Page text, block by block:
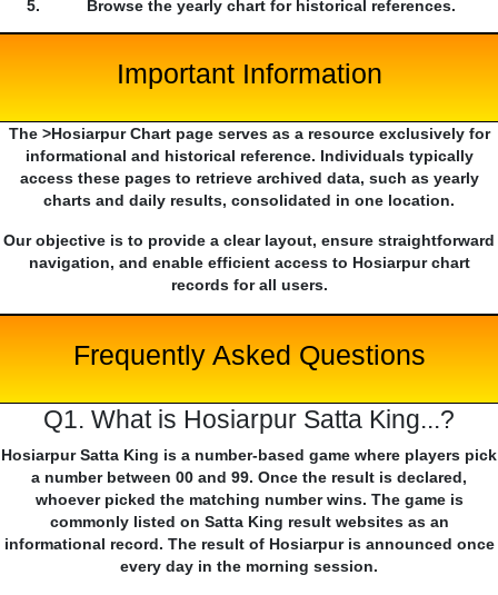
Browse the yearly chart for historical references.
Important Information
The >Hosiarpur Chart page serves as a resource exclusively for
informational and historical reference. Individuals typically
access these pages to retrieve archived data, such as yearly
charts and daily results, consolidated in one location.
Our objective is to provide a clear layout, ensure straightforward
navigation, and enable efficient access to Hosiarpur chart
records for all users.
Frequently Asked Questions
Q1. What is Hosiarpur Satta King...?
Hosiarpur Satta King is a number-based game where players pick
a number between 00 and 99. Once the result is declared,
whoever picked the matching number wins. The game is
commonly listed on Satta King result websites as an
informational record. The result of Hosiarpur is announced once
every day in the morning session.